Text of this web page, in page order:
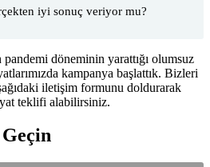
iyi sonuç veriyor mu?
döneminin yarattığı olumsuz
kampanya başlattık. Bizleri
iletişim formunu doldurarak
teklifi alabilirsiniz.